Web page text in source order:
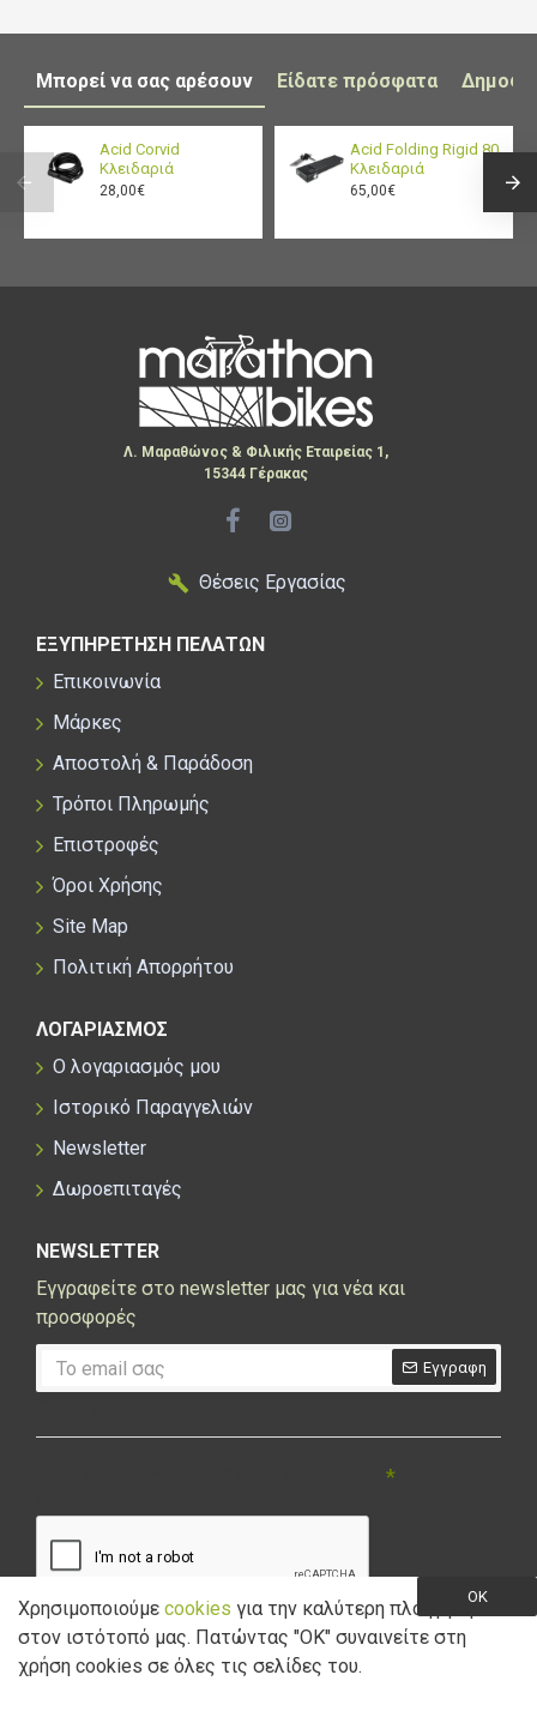
Μπορεί να σας αρέσουν Είδατε πρόσφατα
Acid Corvid
Κλειδαριά
28,00€
Acid Folding Rigid 80
Κλειδαριά
65,00€
Λ. Μαραθώνος & Φιλικής Εταιρείας 1,
15344 Γέρακας
Θέσεις Εργασίας
ΕΞΥΠΗΡΕΤΗΣΗ ΠΕΛΑΤΩΝ
Επικοινωνία
Μάρκες
Αποστολή & Παράδοση
Τρόποι Πληρωμής
Επιστροφές
Όροι Χρήσης
Site Map
Πολιτική Απορρήτου
ΛΟΓΑΡΙΑΣΜΟΣ
Ο λογαριασμός μου
Ιστορικό Παραγγελιών
Newsletter
Δωροεπιταγές
NEWSLETTER
Εγγραφείτε στο newsletter μας για νέα και
προσφορές
Εγγραφη
Έχω διαβάσει και αποδέχομαι την Πολιτική Απορρήτου
OK
Χρησιμοποιούμε cookies για την καλύτερη πλοήγηση
στον ιστότοπό μας. Πατώντας "ΟK" συναινείτε στη
χρήση cookies σε όλες τις σελίδες του.